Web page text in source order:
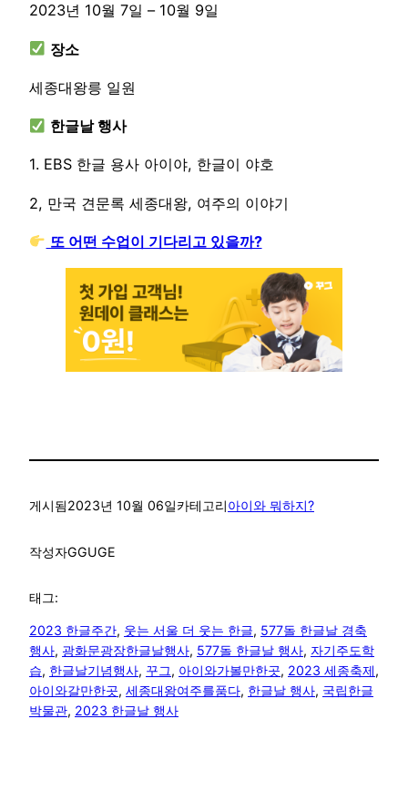
2023년 10월 7일 – 10월 9일
장소
세종대왕릉 일원
한글날 행사
1. EBS 한글 용사 아이야, 한글이 야호
2, 만국 견문록 세종대왕, 여주의 이야기
또 어떤 수업이 기다리고 있을까?
게시됨2023년 10월 06일카테고리아이와 뭐하지?
작성자GGUGE
태그:
2023 한글주간, 웃는 서울 더 웃는 한글, 577돌 한글날 경축
행사, 광화문광장한글날행사, 577돌 한글날 행사, 자기주도학
습, 한글날기념행사, 꾸그, 아이와가볼만한곳, 2023 세종축제
아이와갈만한곳, 세종대왕여주를품다, 한글날 행사, 국립한글
박물관, 2023 한글날 행사